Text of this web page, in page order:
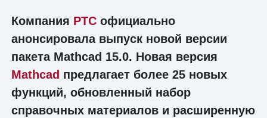
Компания PTCофициально
анонсировала выпуск новой версии
пакета Mathcad 15.0. Новая версия
Mathcad предлагает более 25 новых
функций, обновленный набор
справочных материалов и расширенную